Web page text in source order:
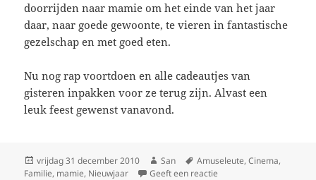
doorrijden naar mamie om het einde van het jaar
daar, naar goede gewoonte, te vieren in fantastische
gezelschap en met goed eten.
Nu nog rap voortdoen en alle cadeautjes van
gisteren inpakken voor ze terug zijn. Alvast een
leuk feest gewenst vanavond.
Geplaatst
op
vrijdag 31 december 2010 Auteur
San Tags
Amuseleute,Cinema,
Familie, mamie, Nieuwjaar Geeft een reactie